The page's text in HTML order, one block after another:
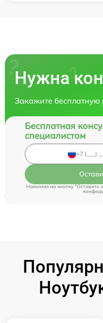
Нужна
Закажите бесплатную
Бесплатная
специалистом
Нажимая на кнопку "Оставить